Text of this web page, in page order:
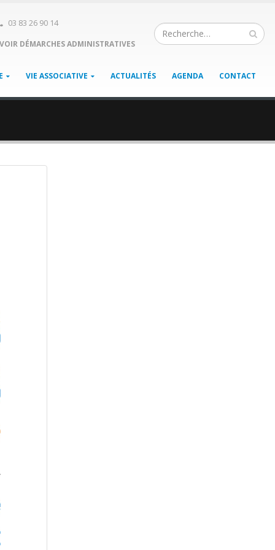
03 83 26 90 14
VOIR DÉMARCHES ADMINISTRATIVES
VIE ASSOCIATIVE ACTUALITÉS AGENDA CONTACT